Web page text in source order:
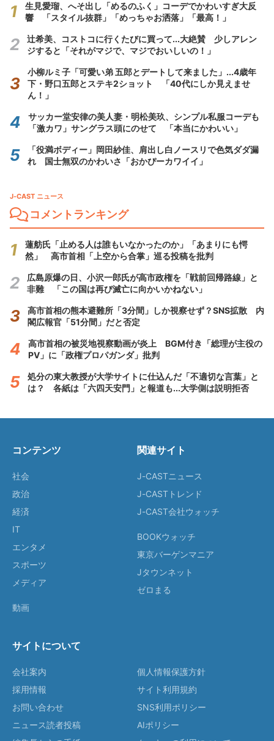
生見愛瑠、へそ出し「めるのふく」コーデでかわいすぎ大反
響 「スタイル抜群」「めっちゃお洒落」「最高！」
辻希美、コストコに行くたびに買って...大絶賛 少しアレン
ジすると「それがマジで、マジでおいしいの！」
小柳ルミ子「可愛い弟 五郎とデートして来ました」...4歳年
下・野口五郎とステキ2ショット 「40代にしか見えませ
ん！」
サッカー堂安律の美人妻・明松美玖、シンプル私服コーデも
「激カワ」サングラス頭にのせて 「本当にかわいい」
「役満ボディー」岡田紗佳、肩出し白ノースリで色気ダダ漏
れ 国士無双のかわいさ「おかぴーカワイイ」
J-CAST ニュース
コメントランキング
蓮舫氏「止める人は誰もいなかったのか」「あまりにも愕
然」 高市首相「上空から合掌」巡る投稿を批判
広島原爆の日、小沢一郎氏が高市政権を「戦前回帰路線」と
非難 「この国は再び滅亡に向かいかねない」
高市首相の熊本避難所「3分間」しか視察せず？SNS拡散 内
閣広報官「51分間」だと否定
高市首相の被災地視察動画が炎上 BGM付き「総理が主役の
PV」に「政権プロパガンダ」批判
処分の東大教授が大学サイトに仕込んだ「不適切な言葉」と
は？ 各紙は「六四天安門」と報道も...大学側は説明拒否
コンテンツ
社会
政治
経済
IT
エンタメ
スポーツ
メディア
動画
関連サイト
J-CASTニュース
J-CASTトレンド
J-CAST会社ウォッチ
BOOKウォッチ
東京バーゲンマニア
Jタウンネット
ゼロまる
サイトについて
会社案内
採用情報
お問い合わせ
ニュース読者投稿
個人情報保護方針
サイト利用規約
SNS利用ポリシー
AIポリシー